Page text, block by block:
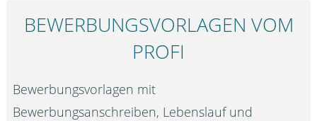
BEWERBUNGS­VORLAGEN VOM
PROFI
Bewerbungsvorlagen mit
Bewerbungsanschreiben, Lebenslauf und